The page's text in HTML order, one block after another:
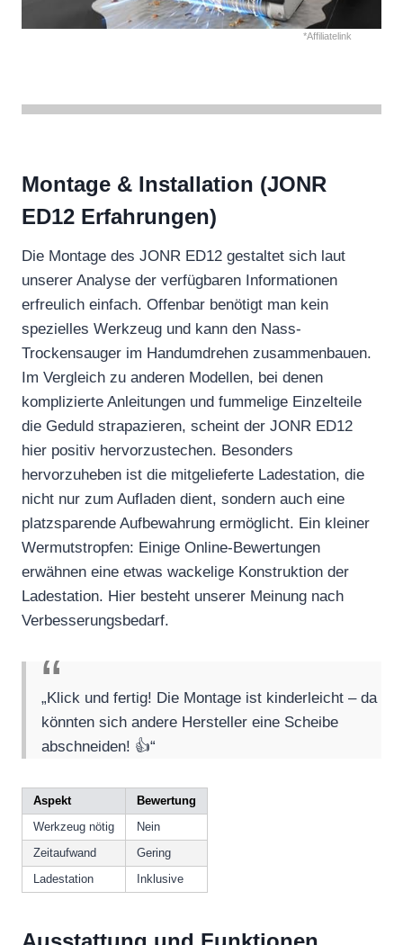
*Affiliatelink
Montage & Installation (JONR
ED12 Erfahrungen)
Die Montage des JONR ED12 gestaltet sich laut
unserer Analyse der verfügbaren Informationen
erfreulich einfach. Offenbar benötigt man kein
spezielles Werkzeug und kann den Nass-
Trockensauger im Handumdrehen zusammenbauen.
Im Vergleich zu anderen Modellen, bei denen
komplizierte Anleitungen und fummelige Einzelteile
die Geduld strapazieren, scheint der JONR ED12
hier positiv hervorzustechen. Besonders
hervorzuheben ist die mitgelieferte Ladestation, die
nicht nur zum Aufladen dient, sondern auch eine
platzsparende Aufbewahrung ermöglicht. Ein kleiner
Wermutstropfen: Einige Online-Bewertungen
erwähnen eine etwas wackelige Konstruktion der
Ladestation. Hier besteht unserer Meinung nach
Verbesserungsbedarf.
„Klick und fertig! Die Montage ist kinderleicht – da
könnten sich andere Hersteller eine Scheibe
abschneiden! 👍“
Aspekt
Bewertung
Werkzeug nötig
Nein
Zeitaufwand
Gering
Ladestation
Inklusive